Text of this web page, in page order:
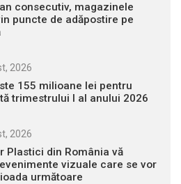
consecutiv, magazinele
puncte de adăpostire pe
2026
155 milioane lei pentru
trimestrului I al anului 2026
2026
Plastici din România vă
vizuale care se vor
următoare